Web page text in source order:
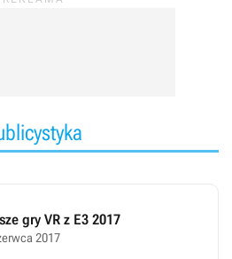
gry VR z E3 2017
2017